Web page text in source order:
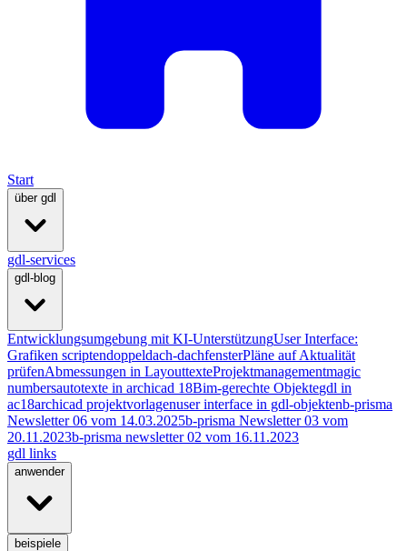
Start
über gdl
gdl-services
gdl-blog
Entwicklungsumgebung mit KI-UnterstützungUser Interface:
Grafiken scriptendoppeldach-dachfensterPläne auf Aktualität
prüfenAbmessungen in LayouttexteProjektmanagementmagic
numbersautotexte in archicad 18Bim-gerechte Objektegdl in
ac18archicad projektvorlagenuser interface in gdl-objektenb-prisma
Newsletter 06 vom 14.03.2025b-prisma Newsletter 03 vom
20.11.2023b-prisma newsletter 02 vom 16.11.2023
gdl links
anwender
beispiele